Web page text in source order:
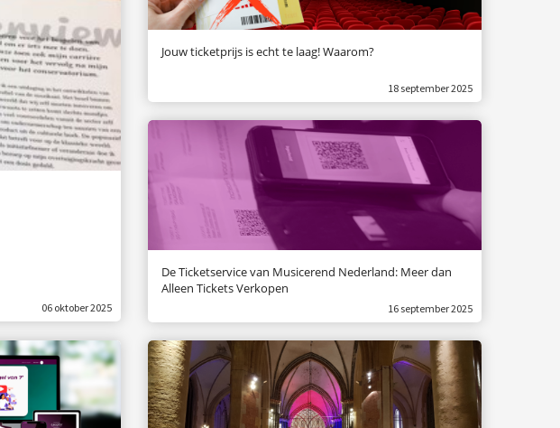
06 oktober 2025
Jouw ticketprijs is echt te laag! Waarom?
18 september 2025
De Ticketservice van Musicerend Nederland: Meer dan
Alleen Tickets Verkopen
16 september 2025